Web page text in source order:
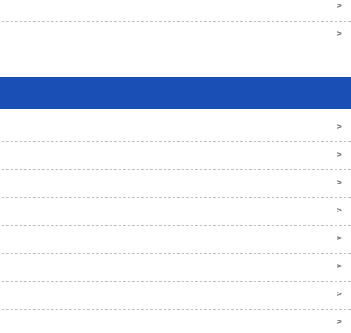
>
>
>
>
>
>
>
>
>
>